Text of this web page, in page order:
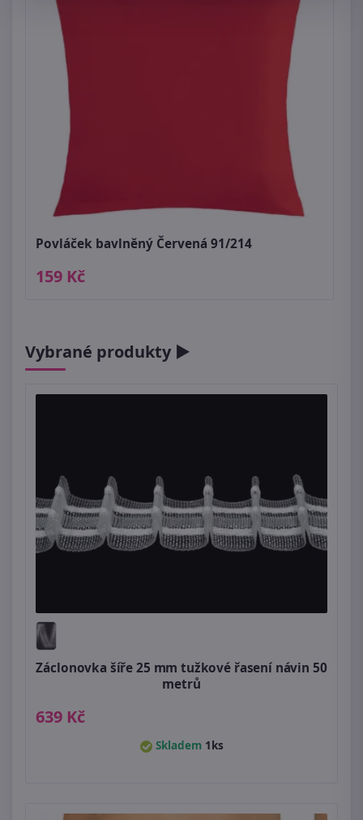
Povláček bavlněný Červená 91/214
159 Kč
Vybrané produkty ►
Záclonovka šíře 25 mm tužkové řasení návin 50
metrů
639 Kč
Skladem 1ks